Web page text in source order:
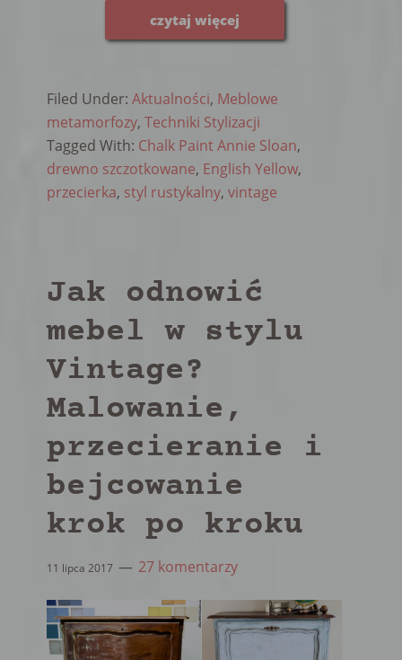
czytaj więcej
Filed Under: Aktualności, Meblowe
metamorfozy, Techniki Stylizacji
Tagged With: Chalk Paint Annie Sloan,
drewno szczotkowane, English Yellow,
przecierka, styl rustykalny, vintage
Jak odnowić
mebel w stylu
Vintage?
Malowanie,
przecieranie i
bejcowanie
krok po kroku
11 lipca 2017 27 komentarzy